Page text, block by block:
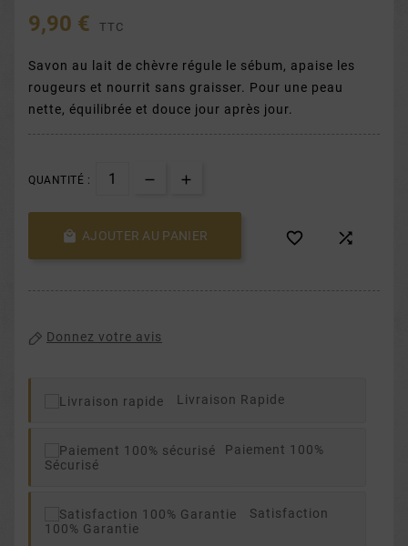
9,90 € TTC
Savon au lait de chèvre régule le sébum, apaise les
rougeurs et nourrit sans graisser. Pour une peau
nette, équilibrée et douce jour après jour.
QUANTITÉ :
 AJOUTER AU PANIER  
Donnez votre avis
Livraison Rapide
Paiement 100%
Sécurisé
Satisfaction
100% Garantie